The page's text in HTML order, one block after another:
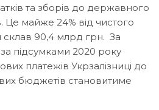
та зборів до державного
Це майже 24% від чистого
склав 90,4 млрд грн. За
підсумками 2020 року
платежів Укрзалізниці до
бюджетів становитиме